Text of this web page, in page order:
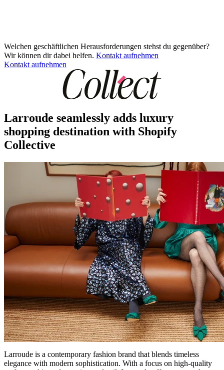
Welchen geschäftlichen Herausforderungen stehst du gegenüber?
Wir können dir dabei helfen. Kontakt aufnehmen
Kontakt aufnehmen
Larroude seamlessly adds luxury
shopping destination with Shopify
Collective
Larroude is a contemporary fashion brand that blends timeless
elegance with modern sophistication. With a focus on high-quality